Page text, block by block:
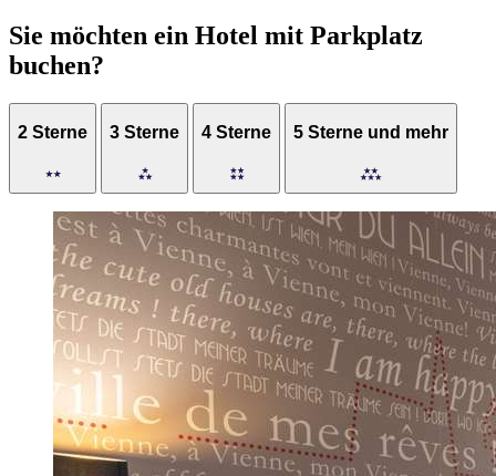
Sie möchten ein Hotel mit Parkplatz
buchen?
2 Sterne 3 Sterne 4 Sterne 5 Sterne und mehr